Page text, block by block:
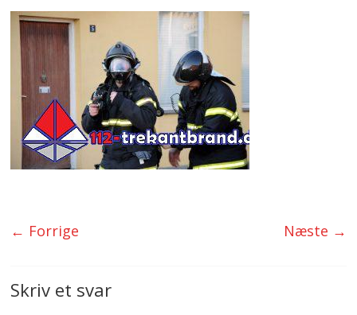
← Forrige Næste →
Skriv et svar